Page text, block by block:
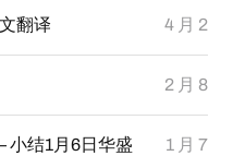
翻译 4 月 2
2 月 8
小结1月6日华盛
1 月 7